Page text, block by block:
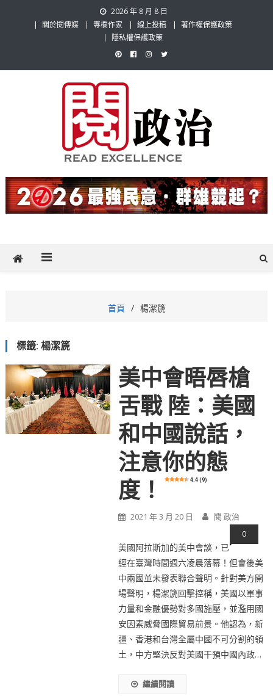
2026 年 8 月 8 日
關於閱傳媒
專欄作家 線上投稿
著作權保護政策
隱私權保護政策
閱政治 Read Gov News
題，也要專業評論，閱政治與多元的政治評論家與專欄作家邀稿合作，
讓讀者有最多元和專業的選擇。
首頁 楊潔篪
標籤: 楊潔篪
美中會晤唇槍
舌戰 陸：美國
和中國說話，
注意你的態
度！
4.4 (9)
2021 年 3 月 20 日 閱 政治
0
美國阿拉斯加的美中會談，已
經在臺灣時間週六凌晨落幕！但會後美
中兩國並未發表聯合聲明。針對美方開
場聲明，楊潔篪回擊控稱，美國以軍事
力量和金融優勢對多國施壓，並濫用國
安因素威脅國際貿易前景。他認為，新
疆、香港和台灣全屬中國不可分割的領
土，中方堅決反對美國干預中國內政…
繼續閱讀